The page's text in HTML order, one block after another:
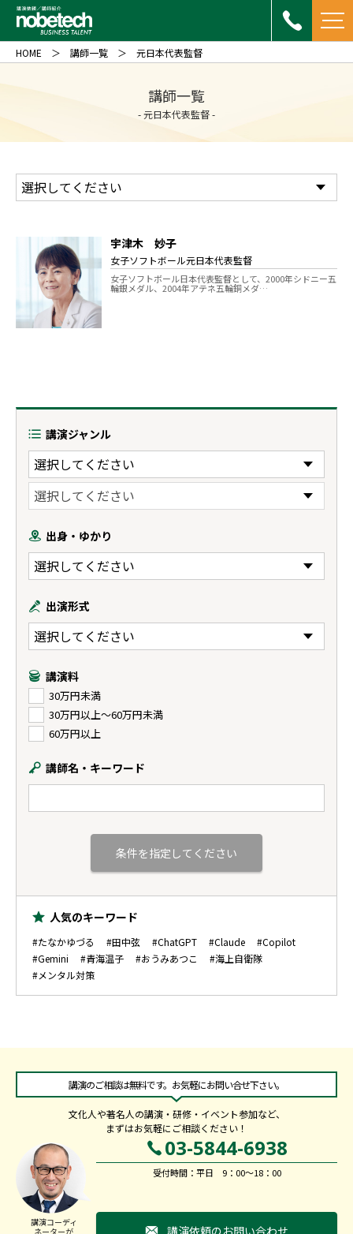
講師一覧
- 元日本代表監督 -
HOME 講師一覧 元日本代表監督
宇津木 妙子
女子ソフトボール元日本代表監督
女子ソフトボール日本代表監督として、2000年シドニー五
輪銀メダル、2004年アテネ五輪銅メダ…
講演ジャンル
出身・ゆかり
出演形式
講演料
30万円未満
30万円以上〜60万円未満
60万円以上
講師名・キーワード
人気のキーワード
#たなかゆづる #田中弦 #ChatGPT #Claude
#Copilot
#Gemini
#青海温子 #おうみあつこ
#海上自衛隊
#メンタル対策
講演のご相談は無料です。お気軽にお問い合せ下さい。
文化人や著名人の講演・研修・イベント参加など、
まずはお気軽にご相談ください！
講演コーディ
ネーターが
03-5844-6938
受付時間：平日 9：00～18：00
講演依頼のお問い合わせ